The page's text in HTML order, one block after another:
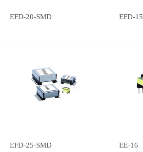
EFD-20-SMD EFD-
EFD-25-SMD EE-16